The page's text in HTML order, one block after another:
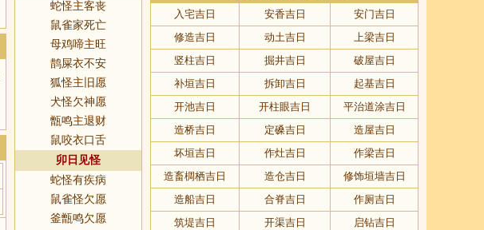
蛇怪主客丧
鼠雀家死亡
母鸡啼主旺
鹊屎衣不安
狐怪主旧愿
犬怪欠神愿
甑鸣主退财
鼠咬衣口舌
卯日见怪
蛇怪有疾病
鼠雀怪欠愿
釜甑鸣欠愿
入宅吉日
安香吉日
安门吉日
修造吉日
动土吉日
上梁吉日
竖柱吉日
掘井吉日
破屋吉日
补垣吉日
拆卸吉日
起基吉日
开池吉日
开柱眼吉日
平治道涂吉日
造桥吉日
定磉吉日
造屋吉日
坏垣吉日
作灶吉日
作梁吉日
造畜椆栖吉日
造仓吉日
修饰垣墙吉日
造船吉日
合脊吉日
作厕吉日
筑堤吉日
开渠吉日
启钻吉日